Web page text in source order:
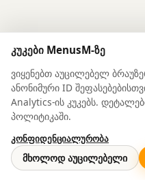
კუკები MenusM-ზე
ვიყენებთ აუცილებელ
ანონიმური ID
Analytics-ის კუკებს.
პოლიტიკაში.
კონფიდენციალურობა
მხოლოდ აუცილებელი